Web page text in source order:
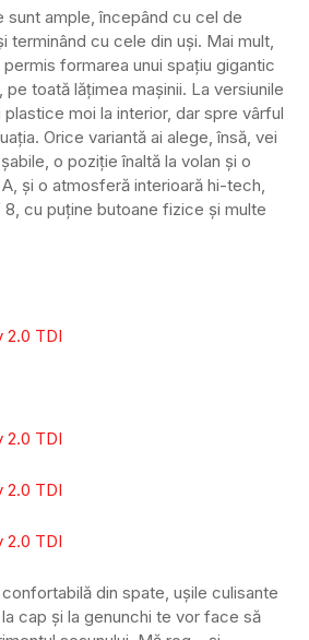
sunt ample, începând cu cel de
terminând cu cele din uși. Mai mult,
permis formarea unui spațiu gigantic
pe toată lățimea mașinii. La versiunile
moi la interior, dar spre vârful
Orice variantă ai alege, însă, vei
o poziție înaltă la volan și o
și o atmosferă interioară hi-tech,
8, cu puține butoane fizice și multe
din spate, ușile culisante
cap și la genunchi te vor face să